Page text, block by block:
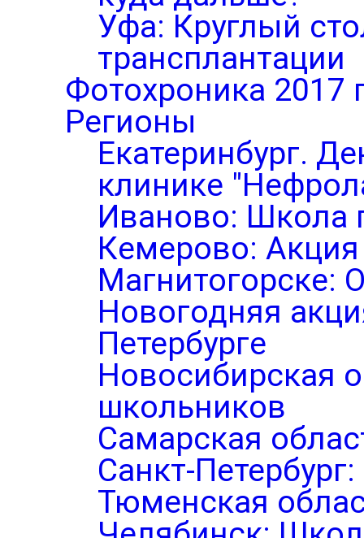
Уфа: Круглый
трансплантации
Фотохроника 2017
Регионы
Екатеринбург.
клинике
Иваново: Школа
Кемерово:
Магнитогорске:
Новогодняя
Петербурге
Новосибирская
школьников
Самарская
Санкт-
Тюменская